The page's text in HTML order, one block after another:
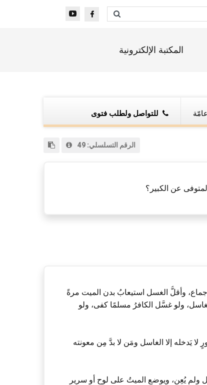
المكتبة الإلكترونية
للتواصل ولطلب فتوى
الرقم التسلسلي: 49
عن الكبير؟
وأقلُّ الغسل استيعابُ بدن الميت مرةً
ولو غسَّل الكافرُ مسلمًا كفى، ولو
يَدخله إلا الغاسل ومَن لا بدَّ مِن معونته
ولم يُعِن، ويوضع الميتُ على لوح أو سرير